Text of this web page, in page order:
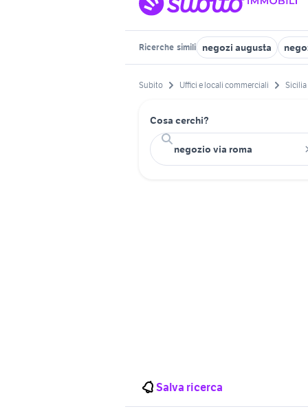
Ricerche simili negozi augusta
Subito Uffici e locali commerciali Sicilia
Cosa cerchi?
Salva ricerca